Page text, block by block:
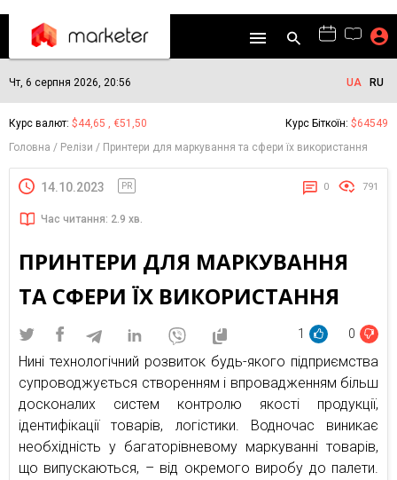
Чт, 6 серпня 2026, 20:56 UA RU
Курс валют: $44,65 , €51,50 Курс Біткоїн: $64549
Головна
Релізи Принтери для маркування та сфери їх використання
14.10.2023 PR 0 791
Час читання: 2.9 хв.
ПРИНТЕРИ ДЛЯ МАРКУВАННЯ
ТА СФЕРИ ЇХ ВИКОРИСТАННЯ
1 0
Нині технологічний розвиток будь-якого підприємства
супроводжується створенням і впровадженням більш
досконалих систем контролю якості продукції,
ідентифікації товарів, логістики. Водночас виникає
необхідність у багаторівневому маркуванні товарів,
що випускаються, – від окремого виробу до палети.